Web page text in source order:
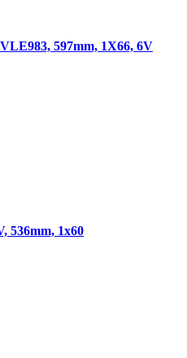
597mm, 1X66, 6V
536mm, 1x60